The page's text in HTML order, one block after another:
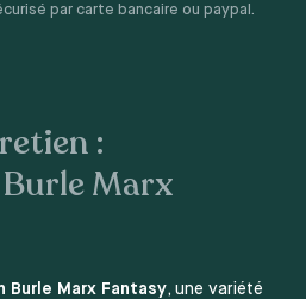
par carte bancaire ou paypal.
:
Marx
Burle Marx Fantasy, une variété